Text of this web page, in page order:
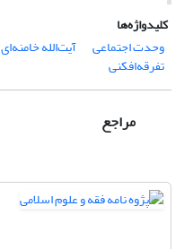
کلیدواژه‌ها
وحدت اجتماعی
آیت‌الله خامنه‌ای
تفرقه‌افکنی
مراجع